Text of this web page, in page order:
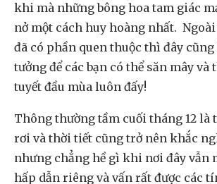
khi mà những bông hoa tam giác
nở một cách huy hoàng nhất.
đã có phần quen thuộc thì đây
tưởng để các bạn có thể săn mây
tuyết đầu mùa luôn đấy!
Thông thường tầm cuối tháng 12 là
rơi và thời tiết cũng trở nên khắc
nhưng chẳng hề gì khi nơi đây vẫn
hấp dẫn riêng và vấn rất được các